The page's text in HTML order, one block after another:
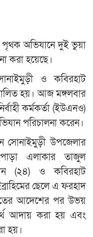
পৃথক অভিযানে দুই ভুয়া
করা হয়েছে।
ও কবিরহাট
হয়। আজ মঙ্গলবার
কর্মকর্তা (ইউএনও)
পরিচালনা করেন।
সোনাইমুড়ী উপজেলার
এলাকার তাজুল
(২৪) ও কবিরহাট
ছেলে এ ফরহাদ
আদেশের পর উভয়
আদায় করা হয় এবং
হয়।